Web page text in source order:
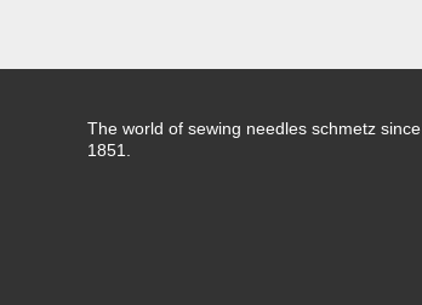
The world of sewing needles schmetz since
1851.